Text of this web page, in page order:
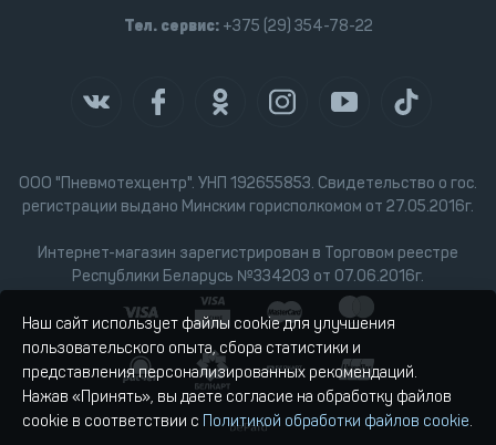
ООО "Пневмотехцентр". УНП 192655853. Свидетельство о гос.
регистрации выдано Минским горисполкомом от 27.05.2016г.
Интернет-магазин зарегистрирован в Торговом реестре
Республики Беларусь №334203 от 07.06.2016г.
Тел. сервис:+375 (29) 354-78-22
Наш сайт использует файлы cookie для улучшения
пользовательского опыта, сбора статистики и
представления персонализированных рекомендаций.
Нажав «Принять», вы даете согласие на обработку файлов
cookie в соответствии с Политикой обработки файлов cookie.